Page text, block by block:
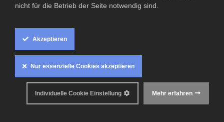
26. September
Dinner Date nach der Sommerpause ein – und servieren bayrische
Klassiker.
Freut euch auf herzhafte Klassiker wie Haxn, Leberkäs,
Obazda und frische Brezn – und das in bester Gesellschaft, mit
guter Stimmung und vielleicht sogar a Maß dazu.
nicht für die Betrieb der Seite notwendig sind.
Akzeptieren
Nur essenzielle Cookies akzeptieren
Mehr erfahren
Individuelle Cookie Einstellung